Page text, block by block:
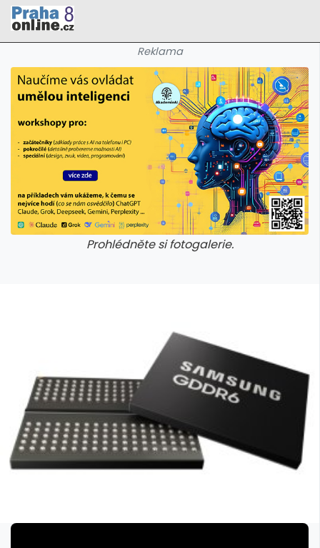
Reklama
Prohlédněte si fotogalerie.